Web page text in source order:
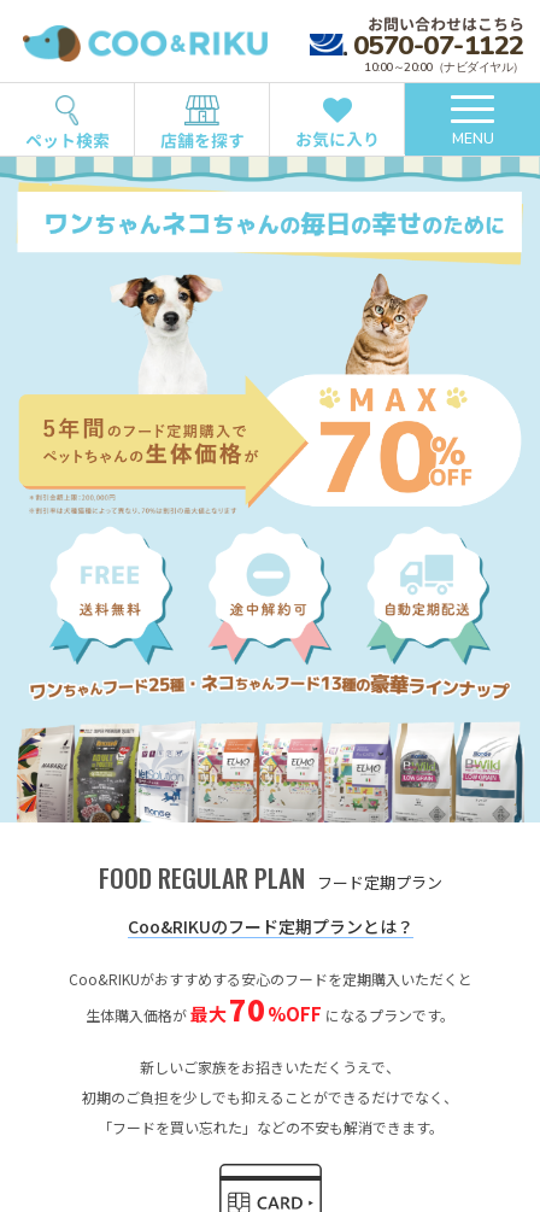
お問い合わせはこちら
0570-07-1122
10:00～20:00（ナビダイヤル）
ペット検索 店舗を探す お気に入り MENU
FOOD REGULAR PLAN フード定期プラン
Coo&RIKUのフード定期プランとは？
Coo&RIKUがおすすめする安心のフードを定期購入いただくと
生体購入価格が最大70%OFF になるプランです。
新しいご家族をお招きいただくうえで、
初期のご負担を少しでも抑えることができるだけでなく、
「フードを買い忘れた」などの不安も解消できます。